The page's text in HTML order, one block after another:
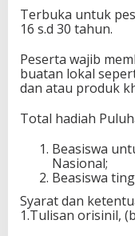
Terbuka untuk
16 s.d 30 tahun.
Peserta wajib
buatan lokal
dan atau produk
Total hadiah
Beasiswa
Nasional;
Beasiswa
Syarat dan
1.Tulisan orisinil,